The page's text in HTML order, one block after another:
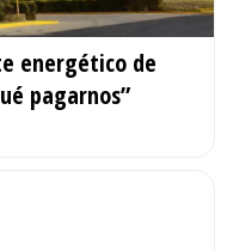
energético de
pagarnos”